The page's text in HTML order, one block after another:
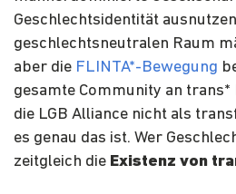
Geschlechtsidentität
geschlechtsneutralen Raum
aber die FLINTA*-Bewegung
gesamte Community an
die LGB Alliance nicht als
es genau das ist. Wer
zeitgleich die Existenz von